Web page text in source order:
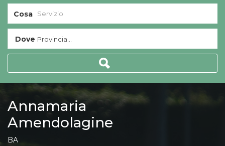
Cosa
Dove Provincia...
Annamaria
Amendolagine
BA